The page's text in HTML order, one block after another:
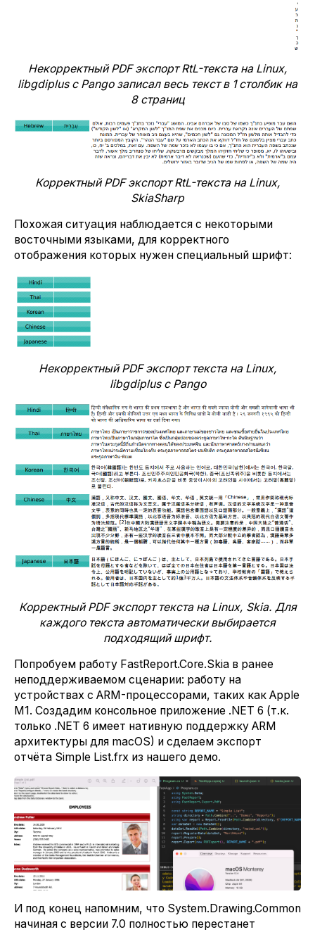
Некорректный PDF экспорт RtL-текста на Linux,
libgdiplus с Pango записал весь текст в 1 столбик на
8 страниц
Корректный PDF экспорт RtL-текста на Linux,
SkiaSharp
Похожая ситуация наблюдается с некоторыми
восточными языками, для корректного
отображения которых нужен специальный шрифт:
Некорректный PDF экспорт текста на Linux,
libgdiplus с Pango
Корректный PDF экспорт текста на Linux, Skia. Для
каждого текста автоматически выбирается
подходящий шрифт.
Попробуем работу FastReport.Core.Skia в ранее
неподдерживаемом сценарии: работу на
устройствах с ARM-процессорами, таких как Apple
M1. Создадим консольное приложение .NET 6 (т.к.
только .NET 6 имеет нативную поддержку ARM
архитектуры для macOS) и сделаем экспорт
отчёта Simple List.frx из нашего демо.
И под конец напомним, что System.Drawing.Common
начиная с версии 7.0 полностью перестанет